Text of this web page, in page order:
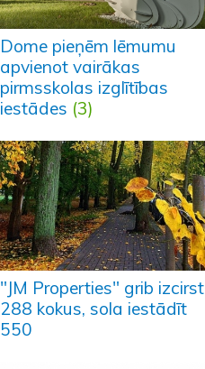
Dome pieņēm lēmumu
apvienot vairākas
pirmsskolas izglītības
iestādes (3)
"JM Properties" grib izcirst
288 kokus, sola iestādīt
550